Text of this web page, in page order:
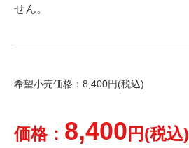
せん。
希望小売価格：8,400円(税込)
価格： 8,400 円(税込)